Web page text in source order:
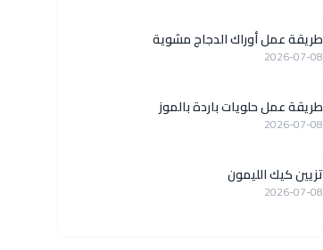
طريقة عمل أوراك الدجاج مشوية
2026-07-08
طريقة عمل حلويات باردة بالموز
2026-07-08
تزيين كيك الليمون
2026-07-08